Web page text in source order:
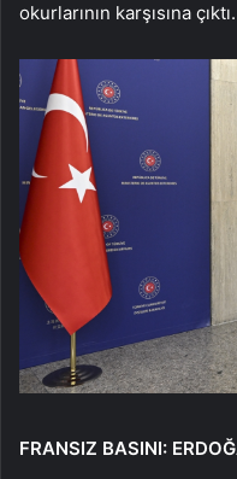
okurlarının karşısına çıktı.
FRANSIZ BASINI: